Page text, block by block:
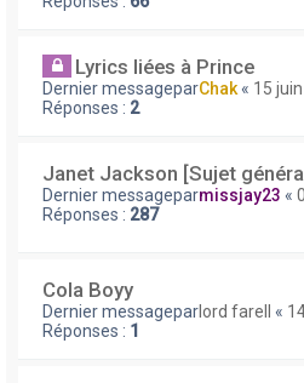
Lyrics liées à Prince
Dernier messageparChak « 15
Réponses : 2
Janet Jackson [Sujet
Dernier messageparmissjay23 «
Réponses : 287
Cola Boyy
Dernier messageparlord farell «
Réponses : 1